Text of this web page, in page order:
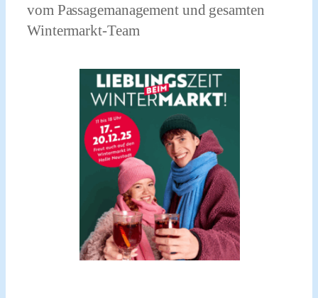
vom Passagemanagement und gesamten
Wintermarkt-Team